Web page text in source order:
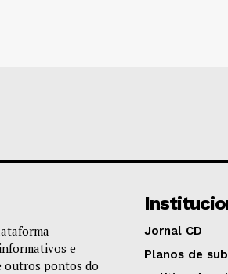
e
outros pontos do
Jornal CD
Planos de